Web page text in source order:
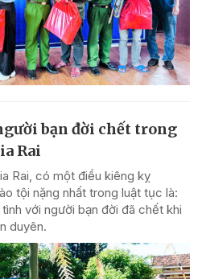
bạn đời chết trong
Rai
Rai, có một điều kiêng kỵ
tội nặng nhất trong luật tục là:
với người bạn đời đã chết khi
duyên.